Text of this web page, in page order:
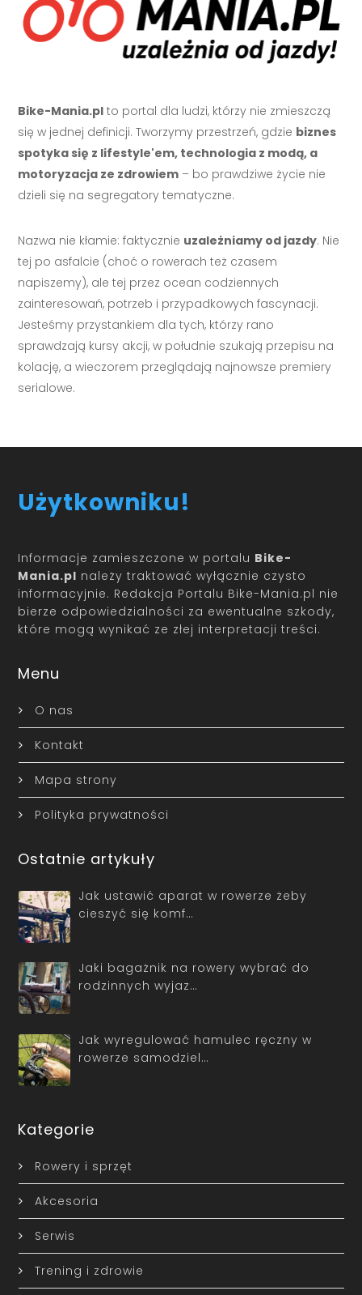
Bike-Mania.pl to portal dla ludzi, którzy nie zmieszczą
się w jednej definicji. Tworzymy przestrzeń, gdzie biznes
spotyka się z lifestyle'em, technologia z modą, a
motoryzacja ze zdrowiem – bo prawdziwe życie nie
dzieli się na segregatory tematyczne.
Nazwa nie kłamie: faktycznie uzależniamy od jazdy. Nie
tej po asfalcie (choć o rowerach też czasem
napiszemy), ale tej przez ocean codziennych
zainteresowań, potrzeb i przypadkowych fascynacji.
Jesteśmy przystankiem dla tych, którzy rano
sprawdzają kursy akcji, w południe szukają przepisu na
kolację, a wieczorem przeglądają najnowsze premiery
serialowe.
Użytkowniku!
Informacje zamieszczone w portalu Bike-
Mania.pl należy traktować wyłącznie czysto
informacyjnie. Redakcja Portalu Bike-Mania.pl nie
bierze odpowiedzialności za ewentualne szkody,
które mogą wynikać ze złej interpretacji treści.
Menu
O nas
Kontakt
Mapa strony
Polityka prywatności
Ostatnie artykuły
Jak ustawić aparat w rowerze żeby
cieszyć się komf…
Jaki bagażnik na rowery wybrać do
rodzinnych wyjaz…
Jak wyregulować hamulec ręczny w
rowerze samodziel…
Kategorie
Rowery i sprzęt
Akcesoria
Serwis
Trening i zdrowie